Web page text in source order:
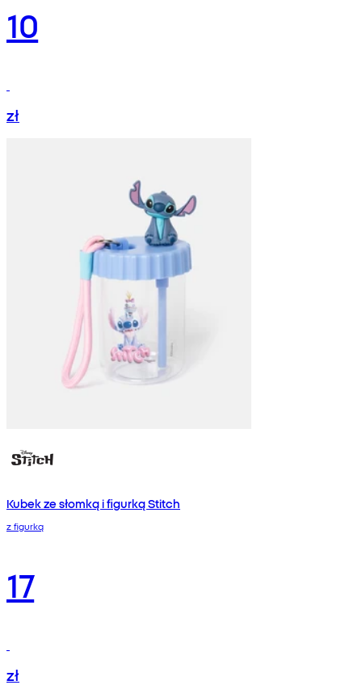
10
zł
Kubek ze słomką i figurką Stitch
z figurką
17
zł